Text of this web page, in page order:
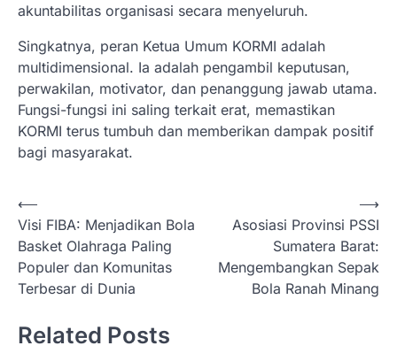
akuntabilitas organisasi secara menyeluruh.
Singkatnya, peran Ketua Umum KORMI adalah
multidimensional. Ia adalah pengambil keputusan,
perwakilan, motivator, dan penanggung jawab utama.
Fungsi-fungsi ini saling terkait erat, memastikan
KORMI terus tumbuh dan memberikan dampak positif
bagi masyarakat.
N
a
v
i
a
⟵
Visi FIBA: Menjadikan Bola
Basket Olahraga Paling
Populer dan Komunitas
Terbesar di Dunia
Asosiasi Provinsi PSSI
Sumatera Barat:
Mengembangkan Sepak
Bola Ranah Minang
⟶
Related Posts